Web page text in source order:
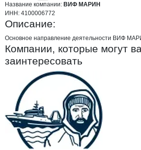
Название компании: ВИФ МАРИН
ИНН: 4100006772
Описание:
Основное направление деятельности ВИФ
Компании, которые могут
заинтересовать